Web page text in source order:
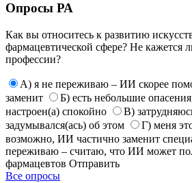
Опросы РА
Как вы относитесь к развитию
фармацевтической сфере? Не кажется
профессии?
А) я не переживаю – ИИ скорее
заменит
Б) есть небольшие
настроен(а) спокойно
В)
задумывался(ась) об этом
Г) меня
возможно, ИИ частично заменит
переживаю – считаю, что ИИ может
фармацевтов Отправить
Все опросы